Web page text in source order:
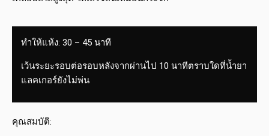
ทำให้แห้ง: 30 – 45 นาที
เว้นระยะรอบต่อรอบหลังจากผ่านไป 10 นาทีตราบใดที่น้ำยา
แลคเกอร์ยังไม่พ่น
คุณสมบัติ: